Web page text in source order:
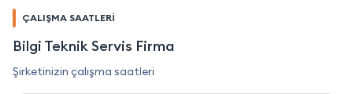
ÇALIŞMA SAATLERİ
Bilgi Teknik Servis Firma
Şirketinizin çalışma saatleri